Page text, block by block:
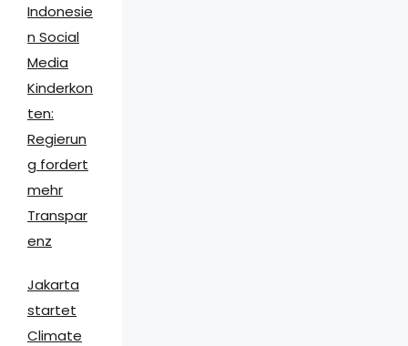
Indonesie
n Social
Media
Kinderkon
ten:
Regierun
g fordert
mehr
Transpar
enz
Jakarta
startet
Climate